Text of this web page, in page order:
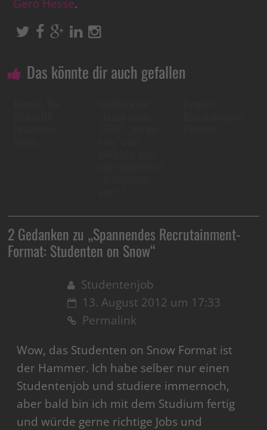
Gero Hesse.
Das könnte dir auch gefallen
2 Gedanken zu „Spannendes Recrutainment-
Format: Studenten on Snow“
Studentenjob
13. August 2012 um 17:33
Permalink
Wow, das Studenten on Snow Format ist
der Hammer. Ich habe selber nur einen
Studentenjob und studiere immernoch,
aber bald bin ich mit dem Studium fertig
und würde gerne richtige Jobs und